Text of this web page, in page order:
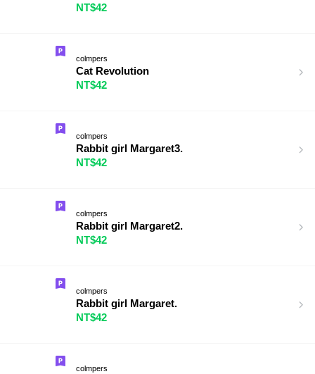
NT$42
colmpers
Cat Revolution
NT$42
colmpers
Rabbit girl Margaret3.
NT$42
colmpers
Rabbit girl Margaret2.
NT$42
colmpers
Rabbit girl Margaret.
NT$42
colmpers